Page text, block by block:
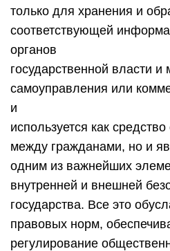
только для хранения и
соответствующей
органов
государственной власти и
самоуправления или
и
используется как
между гражданами, но и
одним из важнейших
внутренней и внешней
государства. Все это
правовых норм,
регулирование